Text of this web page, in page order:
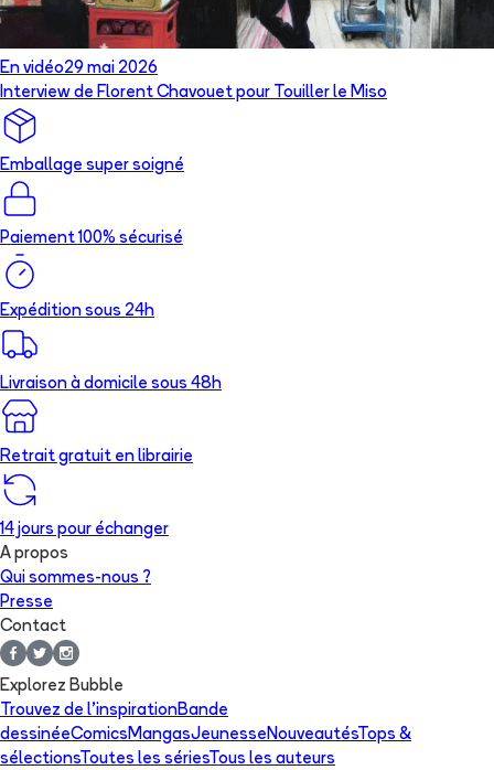
En vidéo29 mai 2026
Interview de Florent Chavouet pour Touiller le Miso
Emballage super soigné
Paiement 100% sécurisé
Expédition sous 24h
Livraison à domicile sous 48h
Retrait gratuit en librairie
14 jours pour échanger
A propos
Qui sommes-nous ?
Presse
Contact
Explorez Bubble
Trouvez de l'inspirationBande
dessinéeComicsMangasJeunesseNouveautésTops &
sélectionsToutes les sériesTous les auteurs